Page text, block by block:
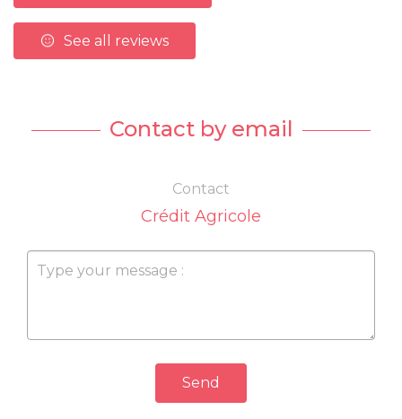
See all reviews
Contact by email
Contact
Crédit Agricole
Send